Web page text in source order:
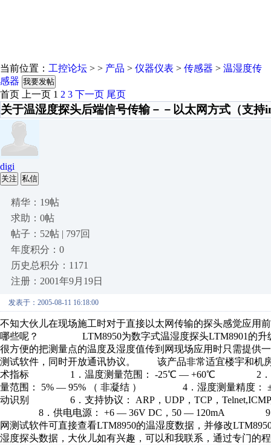
当前位置： 工控论坛 > > 产品 > 仪器仪表 > 传感器 > 温湿度传
感器 我要发帖
首页 上一页 1 2 3 下一页 尾页
关于温湿度探头后端信号传输－－以太网方式（支
digi
关注 私信
精华：19帖
求助：0帖
帖子：52帖 | 797回
年度积分：0
历史总积分：1171
注册：2001年9月19日
发表于：2005-08-11 16:18:00
不知大伙儿在现场施工时对于直接以太网传输的探头感觉应用
哪些呢？ LTM8950为数字式温湿度探头LTM8901的升级
很方便的把测量点的温度及湿度值传到网现场应用时只需提供
测试软件，同时开放通讯协议。 该产品非常适宜楼宇
术指标 1．温度测量范围： -25℃ — +60℃ 2．温
量范围： 5% — 95% （ 非凝结 ） 4．湿度测量精度：
动识别 6．支持协议： ARP，UDP，TCP，
8．供电电源： +6 — 36V DC，50 — 120mA 9．
网测试软件可直接查看LTM8950的温湿度数据，并修改
湿度探头数据，大伙儿如有兴趣，可以和我联系，通过专门的